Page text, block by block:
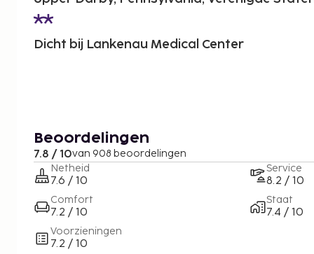
Dicht bij Lankenau Medical Center
Beoordelingen
7.8 / 10van 908 beoordelingen
Netheid
7.6 / 10
Comfort
7.2 / 10
Voorzieningen
7.2 / 10
Service
8.2 / 10
Staat
7.4 / 10